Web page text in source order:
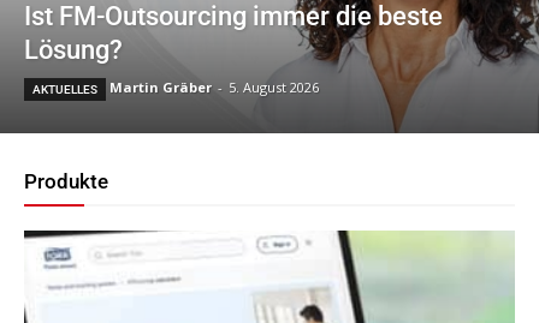
Ist FM-Outsourcing immer die beste
Lösung?
AKTUELLES Martin Gräber - 5. August 2026
Produkte